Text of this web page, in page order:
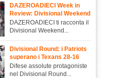
DAZEROADIECI Week in
Review: Divisional Weekend
DAZEROADIECI ti racconta il
Divisional Weekend...
Divisional Round: i Patriots
superano i Texans 28-16
Difese assolute protagoniste
nel Divisional Round...